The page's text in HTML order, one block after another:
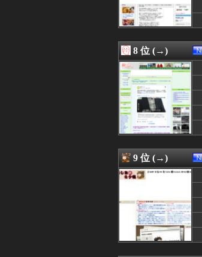
08/07 03:38
08/07 03:34
08/07 03:33
08/07 03:30
08/07 03:30
08/07 03:30
08/07 03:26
08/07 03:25
08/07 03:19
08/07 03:18
08/07 03:18
08/07 03:18
08/07 03:12
08/07 03:11
08/07 03:10
08/07 03:09
08/07 03:09
08/07 03:05
08/07 03:03
8 位 (→)
9 位 (→)